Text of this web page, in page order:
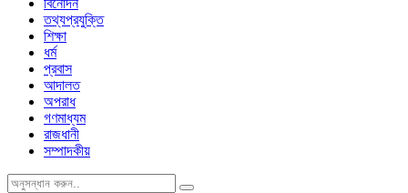
বিনোদন
তথ্যপ্রযুক্তি
শিক্ষা
ধর্ম
প্রবাস
আদালত
অপরাধ
গণমাধ্যম
রাজধানী
সম্পাদকীয়